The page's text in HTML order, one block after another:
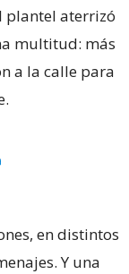
plantel aterrizó
multitud: más
a la calle para
en distintos
Y una